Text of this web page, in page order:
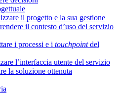
il progetto e la sua gestione
il contesto d’uso del servizio
i processi e i touchpointdel
l’interfaccia utente del servizio
la soluzione ottenuta